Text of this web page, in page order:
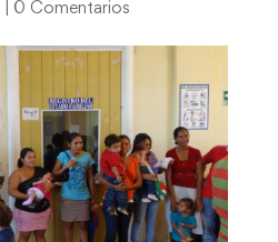
0 Comentarios